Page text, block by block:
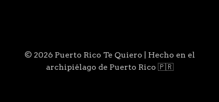
© 2026 Puerto Rico Te Quiero | Hecho en el
archipiélago de Puerto Rico 🇵🇷